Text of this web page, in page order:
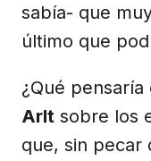
sabía- que
último que
¿Qué
Arlt sobre los
que, sin pecar